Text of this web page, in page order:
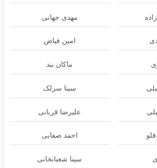
مهدی جهانی
امین فیاض
ماکان بند
سینا سرلک
علیرضا قربانی
احمد صفایی
سینا شعبانخانی